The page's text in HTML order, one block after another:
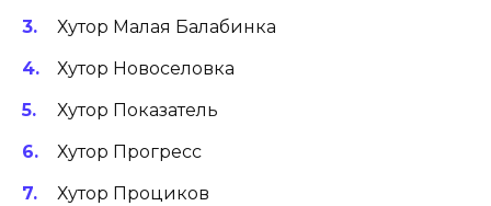
Хутор Малая Балабинка
Хутор Новоселовка
Хутор Показатель
Хутор Прогресс
Хутор Проциков